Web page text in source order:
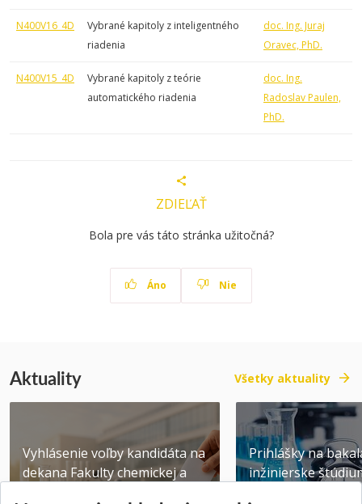
N400V16_4D
Vybrané kapitoly z inteligentného
riadenia
doc. Ing. Juraj
Oravec, PhD.
N400V15_4D
Vybrané kapitoly z teórie
automatického riadenia
doc. Ing.
Radoslav Paulen,
PhD.
ZDIEĽAŤ
Bola pre vás táto stránka užitočná?
Áno Nie
Aktuality Všetky aktuality
Vyhlásenie voľby kandidáta na
dekana Fakulty chemickej a
Prihlášky na
inžinierske